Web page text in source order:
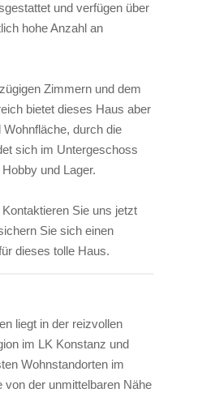
und verfügen über
hohe Anzahl an
Zimmern und dem
bietet dieses Haus aber
durch die
sich im Untergeschoss
und Lager.
Sie uns jetzt
Sie sich einen
dieses tolle Haus.
liegt in der reizvollen
im LK Konstanz und
Wohnstandorten im
von der unmittelbaren Nähe